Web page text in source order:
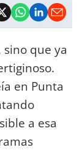
que ya
en Punta
a esa